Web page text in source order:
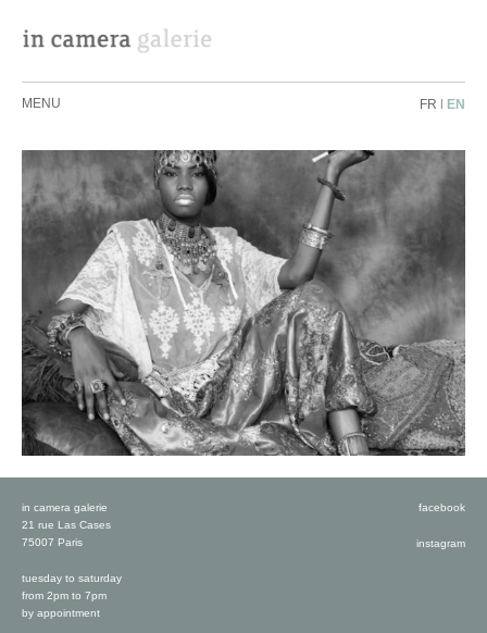
MENU FR | EN
in camera galerie
21 rue Las Cases
75007 Paris
tuesday to saturday
from 2pm to 7pm
by appointment
facebook
instagram